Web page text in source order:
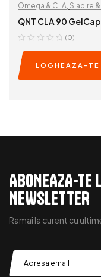
Omega & CLA Slabire
QNT CLA 90
(0)
LOGHEAZA-TE
ABONEAZA-TE
NEWSLETTER
Ramai la curent cu